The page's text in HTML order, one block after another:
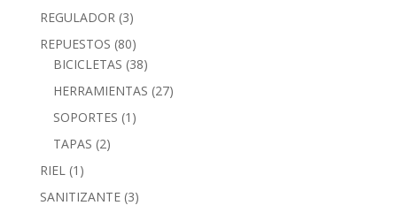
REGULADOR (3)
REPUESTOS (80)
BICICLETAS (38)
HERRAMIENTAS (27)
SOPORTES (1)
TAPAS (2)
RIEL (1)
SANITIZANTE (3)